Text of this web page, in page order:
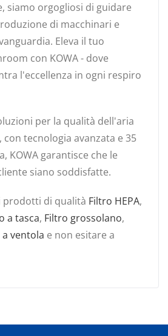
siamo orgogliosi di guidare
di macchinari e
Eleva il tuo
con KOWA - dove
l'eccellenza in ogni respiro
per la qualità dell'aria
con tecnologia avanzata e 35
KOWA garantisce che le
siano soddisfatte.
prodotti di qualità Filtro HEPA,
a tasca, Filtro grossolano,
ventola e non esitare a